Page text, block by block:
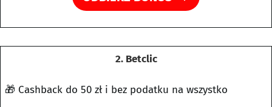
2. Betclic
🎁 Cashback do 50 zł i bez podatku na wszystko